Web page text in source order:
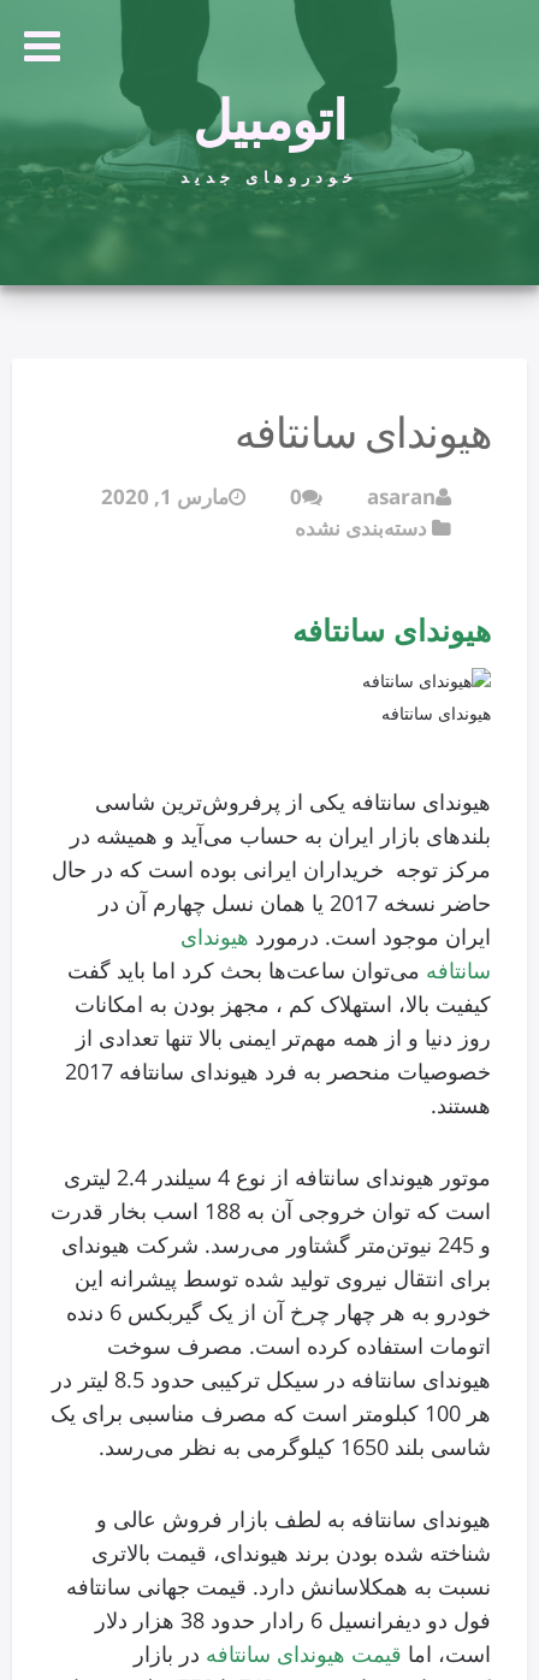
اتومبیل
خودروهای جدید
هیوندای سانتافه
asaran
0
مارس 1, 2020
دسته‌بندی نشده
هیوندای سانتافه
هیوندای سانتافه
هیوندای سانتافه یکی از پرفروش‌ترین شاسی
بلندهای بازار ایران به حساب می‌آید و همیشه در
مرکز توجه خریداران ایرانی بوده است که در حال
حاضر نسخه 2017 یا همان نسل چهارم آن در
ایران موجود است. درمورد هیوندای
سانتافه می‌توان ساعت‌ها بحث کرد اما باید گفت
کیفیت بالا، استهلاک کم ، مجهز بودن به امکانات
روز دنیا و از همه مهم‌تر ایمنی بالا تنها تعدادی از
خصوصیات منحصر به فرد هیوندای سانتافه 2017
هستند.
موتور هیوندای سانتافه از نوع 4 سیلندر 2.4 لیتری
است که توان خروجی آن
به 188 اسب بخار قدرت
و 245 نیوتن‌متر گشتاور می‌رسد. شرکت هیوندای
برای انتقال نیروی تولید شده توسط پیشرانه این
خودرو به هر چهار چرخ آن از یک گیربکس 6 دنده
اتومات استفاده کرده است. مصرف سوخت
هیوندای سانتافه در سیکل ترکیبی حدود 8.5 لیتر در
هر 100 کبلومتر است که مصرف مناسبی برای یک
شاسی بلند 1650 کیلوگرمی به نظر می‌رسد.
هیوندای سانتافه به لطف بازار فروش عالی و
شناخته شده بودن برند هیوندای، قیمت بالاتری
نسبت به همکلاسانش دارد. قیمت جهانی سانتافه
فول دو دیفرانسیل 6 رادار حدود 38 هزار دلار
است، اما قیمت هیوندای سانتافه در بازار